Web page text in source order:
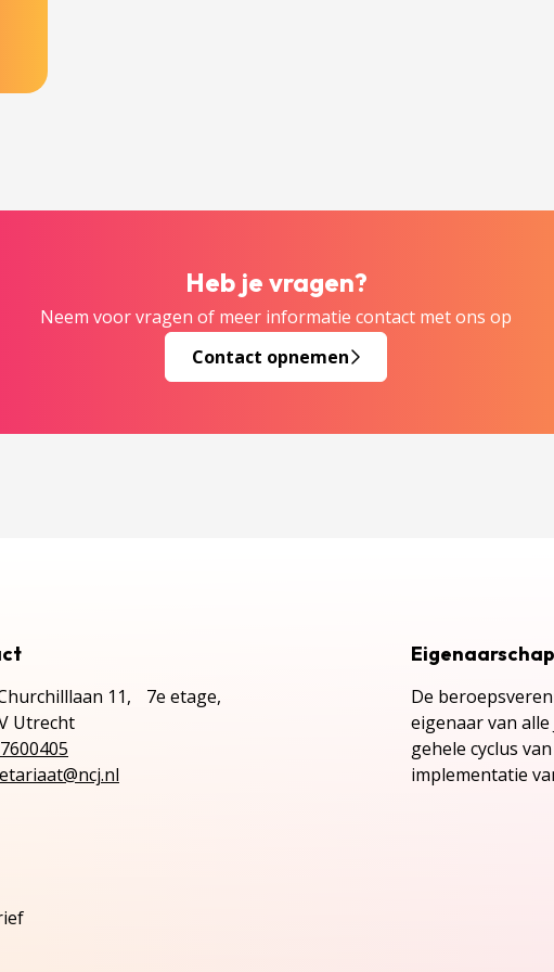
Heb je vragen?
Neem voor vragen of meer informatie contact met ons op
Contact opnemen
11, 7e etage,
Utrecht
Eigenaarschap
De
eigenaar van alle
gehele cyclus
implementatie